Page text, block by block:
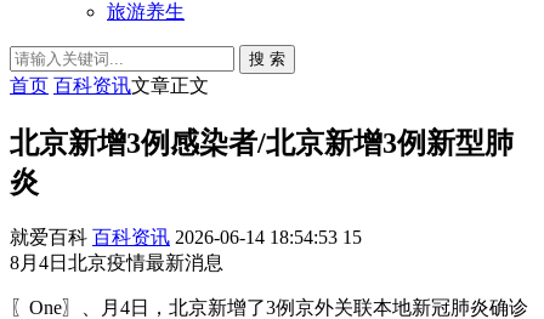
旅游养生
搜 索
首页 百科资讯文章正文
北京新增3例感染者/北京新增3例新型肺
炎
就爱百科 百科资讯 2026-06-14 18:54:53 15
8月4日北京疫情最新消息
〖One〗、月4日，北京新增了3例京外关联本地新冠肺炎确诊